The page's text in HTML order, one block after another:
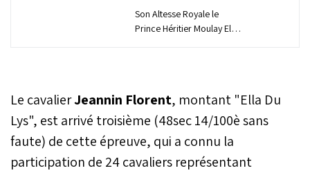
Son Altesse Royale le
Prince Héritier Moulay El
Le cavalierJeannin Florent, montant "Ella Du
Lys", est arrivé troisième (48sec 14/100è sans
faute) de cette épreuve, qui a connu la
participation de 24 cavaliers représentant